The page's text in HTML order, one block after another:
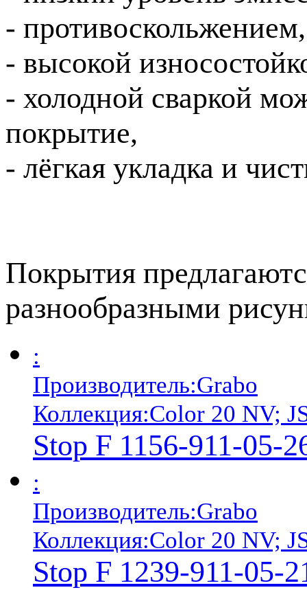
- противоскольжением,
- высокой
- холодной сваркой
покрытие,
- лёгкая укладка и
Покрытия
разнообразными
:
Производитель:Grabo
Коллекция:Color 20 NV;
Stop F 1156-911-05-
:
Производитель:Grabo
Коллекция:Color 20 NV;
Stop F 1239-911-05-